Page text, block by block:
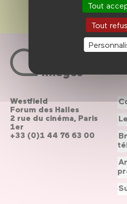
Tout
Tout
Westfield
Forum des Halles
2 rue du cinéma, Paris
1er
+33 (0)1 44 76 63 00